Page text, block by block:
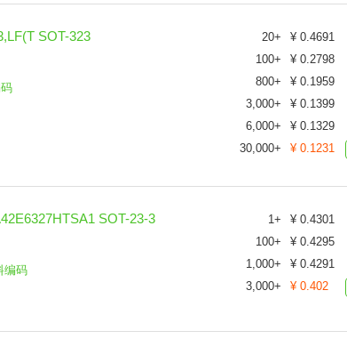
SOT-323 20+ ¥ 0.4691
100+ ¥ 0.2798
800+ ¥ 0.1959
3,000+ ¥ 0.1399
6,000+ ¥ 0.1329
30,000+ ¥ 0.1231
SOT-23-3
编码
1+ ¥ 0.4301
100+ ¥ 0.4295
1,000+ ¥ 0.4291
3,000+ ¥ 0.402